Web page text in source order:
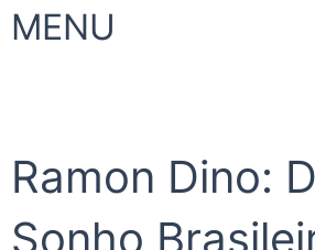
MENU
Ramon Dino:
Sonho